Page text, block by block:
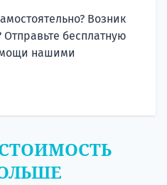
Возник
бесплатную
нашими